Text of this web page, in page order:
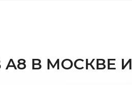
A8 В МОСКВЕ И